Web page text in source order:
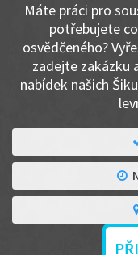
Máte práci pro
potřebujete
osvědčeného?
zadejte zakázku
nabídek našich